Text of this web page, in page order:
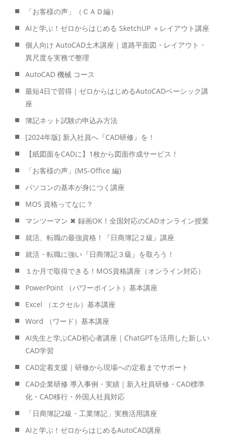
「お客様の声」（ＣＡＤ編）
AIと学ぶ！ゼロからはじめる SketchUP ＋レイアウト講座
個人向け AutoCAD土木講座｜道路平面図・レイアウト・
異尺度を実務で整理
AutoCAD 機械 コース
最短4日で習得｜ゼロからはじめるAutoCADベーシック講
座
簿記ネット試験の申込み方法
[2024年版] 新入社員へ『CAD研修』を！
【紙図面をCADに】1枚から図面作成サービス！
「お客様の声」(MS-Office 編)
パソコンの基本が身につく講座
MOS 資格ってなに？
マンツーマン ✖ 録画OK！全国対応のCADオンライン授業
就活、転職の最強資格！『日商簿記２級』講座
就活・転職に強い『日商簿記３級』を取ろう！
１か月で取得できる！MOS資格講座（オンライン対応）
PowerPoint （パワーポイント）基本講座
Excel （エクセル）基本講座
Word （ワード）基本講座
AI先生と学ぶCAD初心者講座｜ChatGPTを活用した新しい
CAD学習
CAD定着支援｜研修から現場への定着までサポート
CAD企業研修 導入事例・実績｜新入社員研修・CAD標準
化・CAD移行・外国人社員対応
「日商簿記2級・工業簿記」実務活用講座
AIと学ぶ！ゼロからはじめるAutoCAD講座